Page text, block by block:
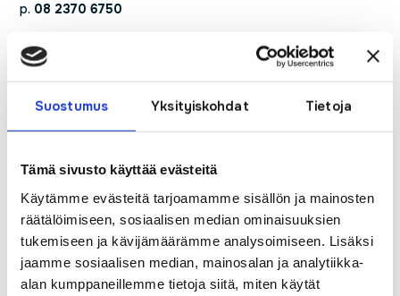
Suostumus Yksityiskohdat Tietoja
Tämä sivusto käyttää evästeitä
Käytämme evästeitä tarjoamamme sisällön ja mainosten
räätälöimiseen, sosiaalisen median ominaisuuksien
tukemiseen ja kävijämäärämme analysoimiseen. Lisäksi
jaamme sosiaalisen median, mainosalan ja analytiikka-
alan kumppaneillemme tietoja siitä, miten käytät
p. 08 2370 6750
Luitko jo nämä?
valokuituverkkoon Haapajärvellä
112- päivänä syytä huomioida vahinkojen
ennaltaehkäisy
Nyt vietetään mediataitoviikkoa – Huoli
digiosaamisesta ja myös medialukutaidosta
verkossa
Julkinen kuuleminen laajakaistaverkon
rakentamisesta